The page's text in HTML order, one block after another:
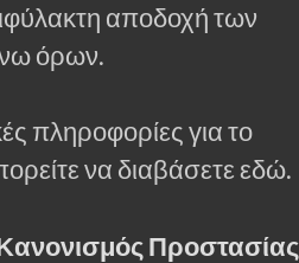
αποδοχή των
όρων.
πληροφορίες για το
να διαβάσετε εδώ.
Κανονισμός Προστασίας